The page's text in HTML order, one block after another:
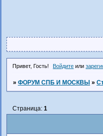
Привет, Гость! Войдите или
» ФОРУМ СПБ И МОСКВЫ »
Страница: 1